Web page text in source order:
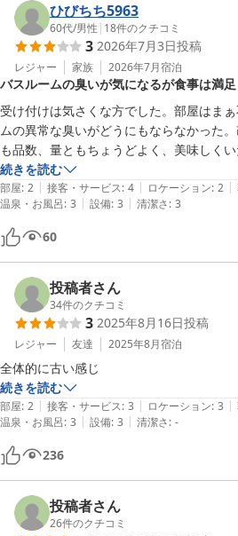
ひびちち5963
60代/男性 | 18件のクチコミ
3 2026年7月3日投稿
レジャー 家族 2026年7月宿泊
バスルームの臭いが気になるが食事は満足
受け付けは気さくな方でした。部屋はま
ムの異常な臭いがどうにもならなかった
も品数、量ともちょうどよく、美味しくい
続きを読む
部屋: 2 | 接客・サービス: 4 | ロケーション: 2 |
温泉・お風呂: 3 | 設備: 3 | 清潔さ: 3
60
投稿者さん
34件のクチコミ
3 2025年8月16日投稿
レジャー 友達 2025年8月宿泊
全体的に古い感じ
続きを読む
部屋: 2 | 接客・サービス: 3 | ロケーション: 3 |
温泉・お風呂: 3 | 設備: 3 | 清潔さ: -
236
投稿者さん
26件のクチコミ